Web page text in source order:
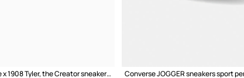
Converse x 1908 Tyler, the Creator sneakers pentru femei